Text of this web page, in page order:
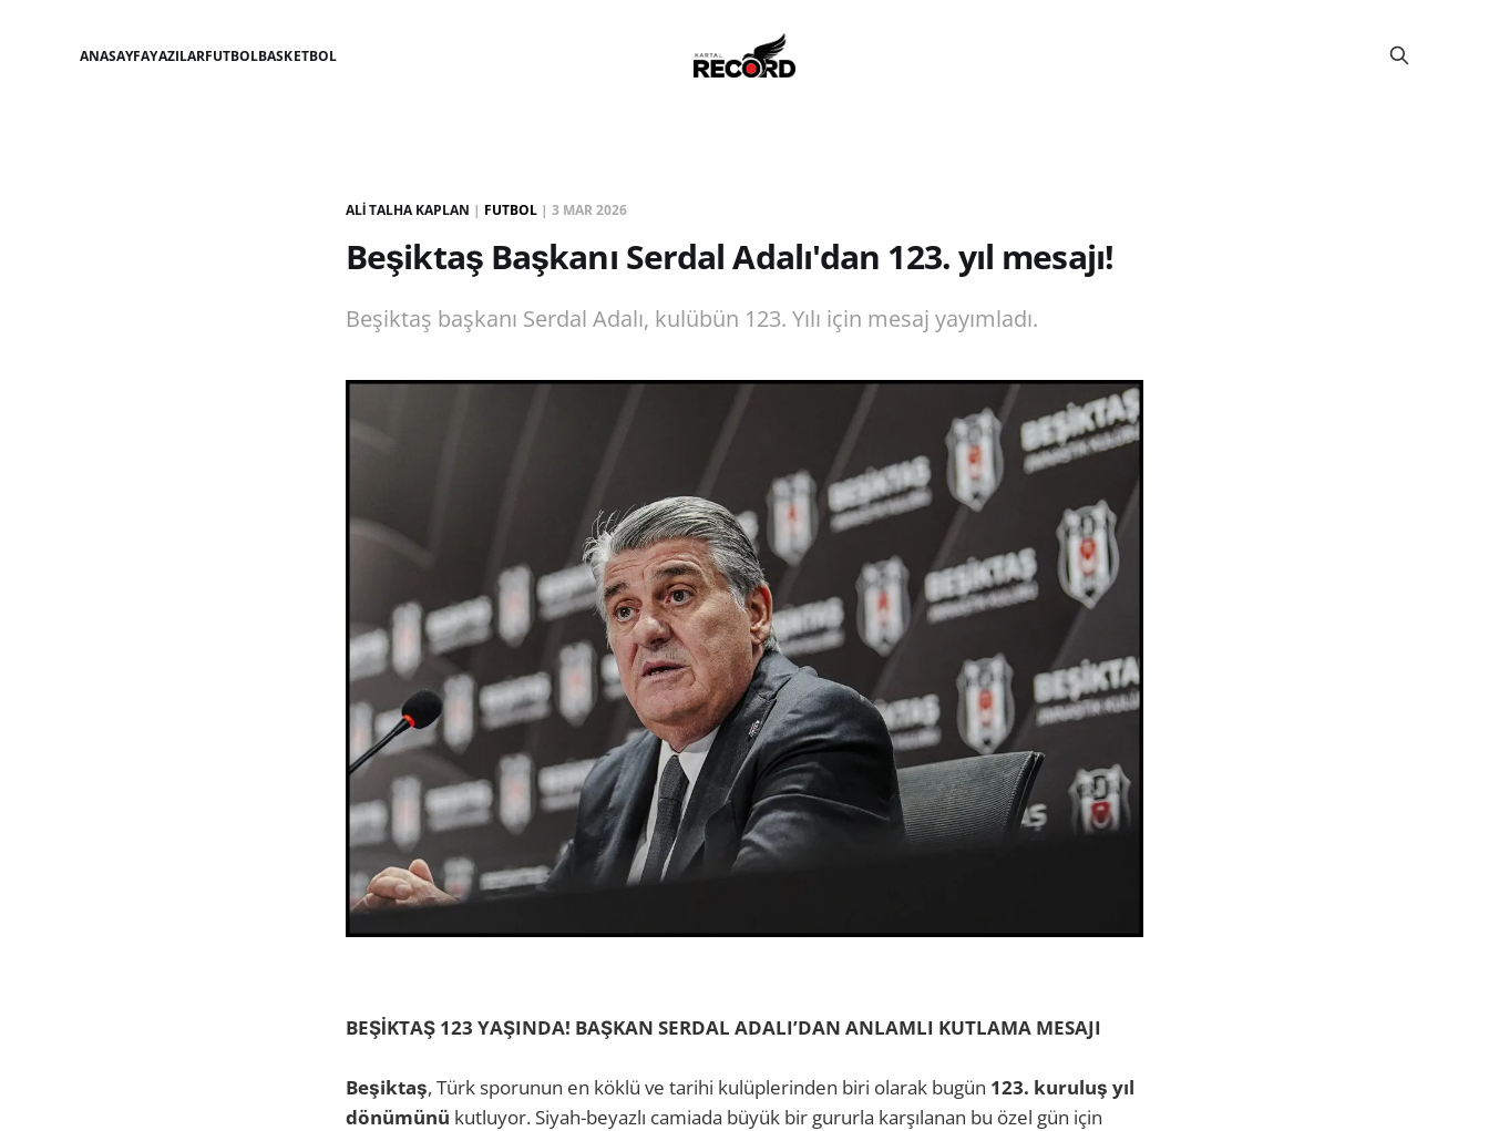
ANASAYFAYAZILARFUTBOLBASKETBOL
ALI TALHA KAPLAN | FUTBOL | 3 MAR 2026
Beşiktaş Başkanı Serdal Adalı'dan 123. yıl mesajı!
Beşiktaş başkanı Serdal Adalı, kulübün 123. Yılı için mesaj yayımladı.
BEŞİKTAŞ 123 YAŞINDA! BAŞKAN SERDAL ADALI’DAN ANLAMLI KUTLAMA MESAJI
Beşiktaş, Türk sporunun en köklü ve tarihi kulüplerinden biri olarak bugün 123. kuruluş yıl
dönümünü kutluyor. Siyah-beyazlı camiada büyük bir gururla karşılanan bu özel gün için